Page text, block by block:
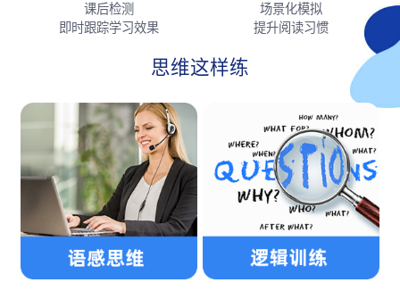
课后检测
即时跟踪学习效果
场景化模拟
提升阅读习惯
思维这样练